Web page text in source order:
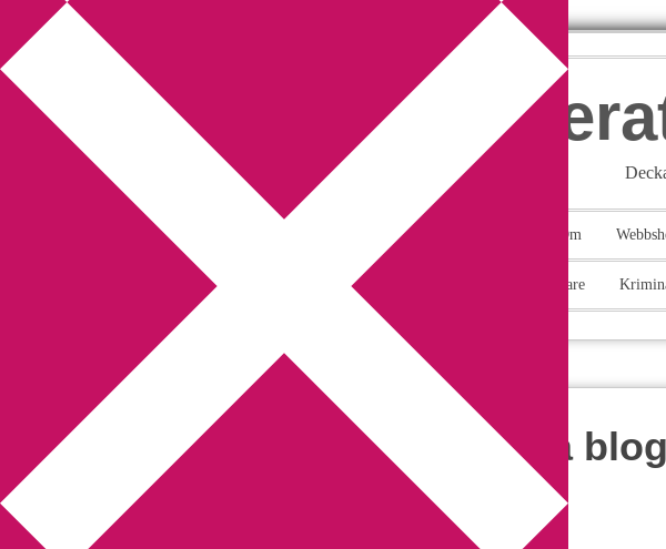
Annikas
Författarfemman Om
Gästinlägg Bokbloggsjerka Deckare
You are here:Home Archives for inläggsserie
Tillåt mig presentera
Skribentskan